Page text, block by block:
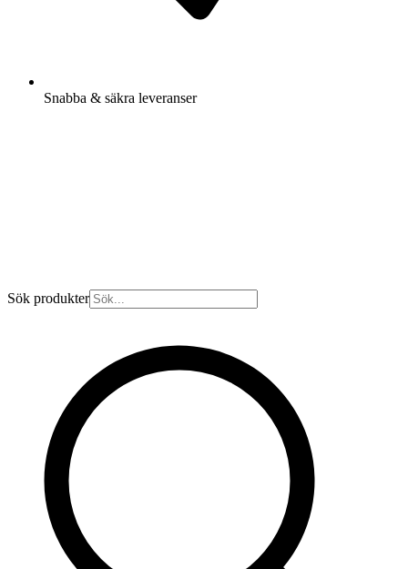
Snabba & säkra leveranser
Sök produkter